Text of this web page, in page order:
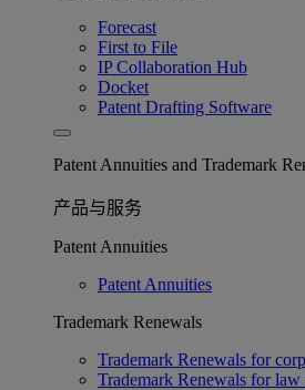
Forecast
First to File
IP Collaboration Hub
Docket
Patent Drafting Software
Patent Annuities and Trademark
产品与服务
Patent Annuities
Patent Annuities
Trademark Renewals
Trademark Renewals for
Trademark Renewals for law